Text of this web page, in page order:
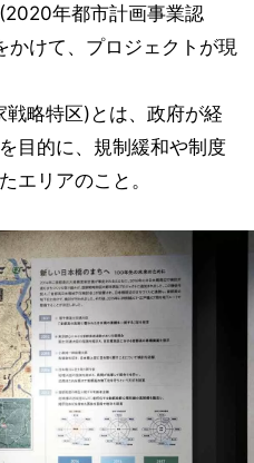
年都市計画事業認
けて、プロジェクトが現
略特区)とは、政府が経
目的に、規制緩和や制度
エリアのこと。